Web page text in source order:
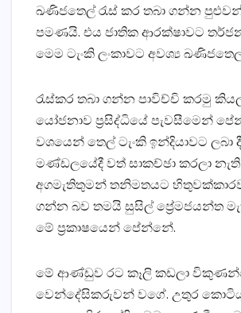
ඛණිජතෙල් රැස්‌ කර තබා ගන්න
පමණයි. එය ජාතික ආරක්‌ෂාවට
මෙම ටැංකි ලංකාවට අවශ්‍ය
රැස්‌කර තබා ගන්න පාවිච්චි කරමු
යෝජනාව ප්‍රසිද්ධියේ පැවසීමෙන්
වශයෙන් තෙල් ටැංකි ඉන්දියාවට ලබා
මණ්‌ඩලයේදී වත් සාකච්ඡා කරලා
අගමැතිතුමන් තනිමතයට
ගන්න බව තමයි සුසිල් ප්‍රේමජයන්ත
මේ ප්‍රකාෂයෙන් පේන්නේ.
මේ ආණ්‌ඩුව රට කෑලි කඩලා
වෙන්දේසිකරුවන් වගේ. උතුර